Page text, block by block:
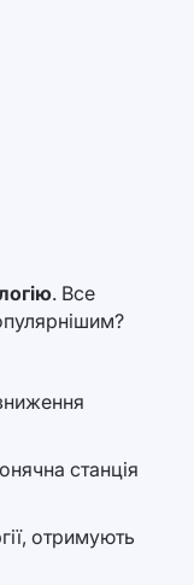
. Все
станція
отримують